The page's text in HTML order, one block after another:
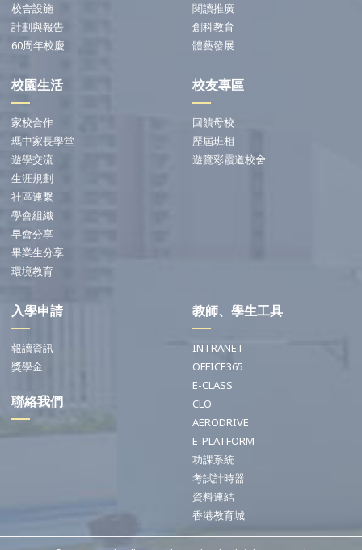
校舍設施
計劃與報告
60周年校慶
閱讀推廣
創科教育
體藝發展
校園生活
家校合作
瑪中家長學堂
遊學交流
生涯規劃
社區連繫
學會組織
早會分享
畢業生分享
環境教育
校友專區
回饋母校
歷屆班相
遊覽彩霞道校舍
入學申請
報讀資訊
獎學金
聯絡我們
教師、學生工具
INTRANET
OFFICE365
E-CLASS
CLO
AERODRIVE
E-PLATFORM
功課系統
考試計時器
資料連結
香港教育城